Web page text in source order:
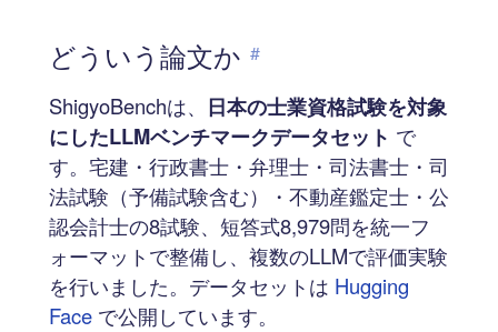
どういう論文か #
ShigyoBenchは、 日本の士業資格試験を対象
にしたLLMベンチマークデータセット で
す。宅建・行政書士・弁理士・司法書士・司
法試験（予備試験含む）・不動産鑑定士・公
認会計士の8試験、短答式8,979問を統一フ
ォーマットで整備し、複数のLLMで評価実験
を行いました。データセットは Hugging
Face で公開しています。